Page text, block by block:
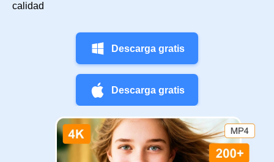
calidad
Descarga gratis
Descarga gratis